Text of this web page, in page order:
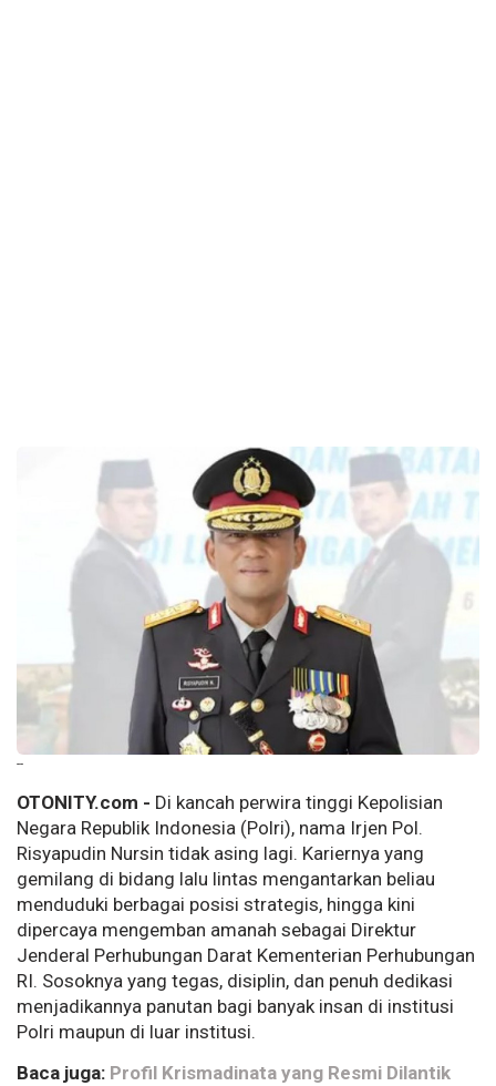
--
OTONITY.com - Di kancah perwira tinggi Kepolisian
Negara Republik Indonesia (Polri), nama Irjen Pol.
Risyapudin Nursin tidak asing lagi. Kariernya yang
gemilang di bidang lalu lintas mengantarkan beliau
menduduki berbagai posisi strategis, hingga kini
dipercaya mengemban amanah sebagai Direktur
Jenderal Perhubungan Darat Kementerian Perhubungan
RI. Sosoknya yang tegas, disiplin, dan penuh dedikasi
menjadikannya panutan bagi banyak insan di institusi
Polri maupun di luar institusi.
Baca juga: Profil Krismadinata yang Resmi Dilantik